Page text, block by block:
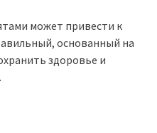
может привести к
основанный на
здоровье и